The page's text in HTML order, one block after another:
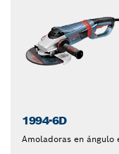
1994-6D
Amoladoras en ángulo